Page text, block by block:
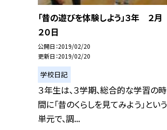
「昔の遊びを体験しよう」３年 ２月
２０日
公開日 2019/02/20
更新日 2019/02/20
学校日記
３年生は、３学期、総合的な学習の時
間に「昔のくらしを見てみよう」という
単元で、調...